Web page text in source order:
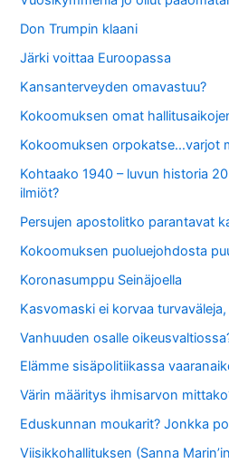
Don Trumpin klaani
Järki voittaa Euroopassa
Kansanterveyden omavastuu?
Kokoomuksen omat
Kokoomuksen orpokatse…varjot
Kohtaako 1940 – luvun historia
ilmiöt?
Persujen apostolitko parantavat
Kokoomuksen puoluejohdosta
Koronasumppu Seinäjoella
Kasvomaski ei korvaa
Vanhuuden osalle
Elämme sisäpolitiikassa
Värin määritys ihmisarvon
Eduskunnan moukarit? Jonkka
Viisikkohallituksen (Sanna